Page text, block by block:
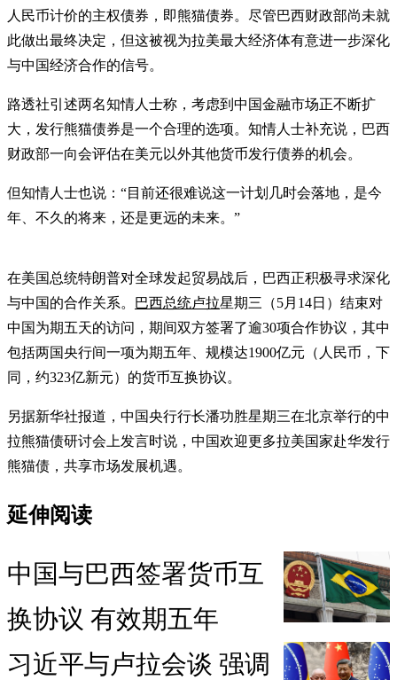
人民币计价的主权债券，即熊猫债券。尽管巴西财政部尚未就
此做出最终决定，但这被视为拉美最大经济体有意进一步深化
与中国经济合作的信号。
路透社引述两名知情人士称，考虑到中国金融市场正不断扩
大，发行熊猫债券是一个合理的选项。知情人士补充说，巴西
财政部一向会评估在美元以外其他货币发行债券的机会。
但知情人士也说：“目前还很难说这一计划几时会落地，是今
年、不久的将来，还是更远的未来。”
在美国总统特朗普对全球发起贸易战后，巴西正积极寻求深化
与中国的合作关系。
巴西总统卢拉星期三（5月14日）结束对
中国为期五天的访问，期间双方签署了逾30项合作协议，其中
包括两国央行间一项为期五年、规模达1900亿元（人民币，下
同，约323亿新元）的货币互换协议。
另据新华社报道，中国央行行长潘功胜星期三在北京举行的中
拉熊猫债研讨会上发言时说，中国欢迎更多拉美国家赴华发行
熊猫债，共享市场发展机遇。
延伸阅读
中国与巴西签署货币互
换协议 有效期五年
习近平与卢拉会谈 强调